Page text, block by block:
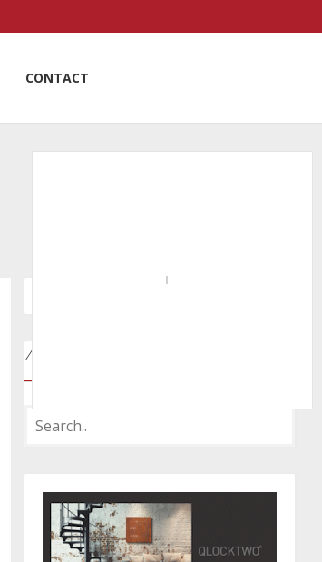
CONTACT
Zoeken door onze nieuwsartikelen